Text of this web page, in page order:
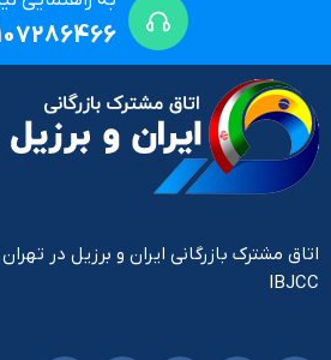
اتاق مشترک بازرگانی ایران و برزیل در تهران
IBJCC